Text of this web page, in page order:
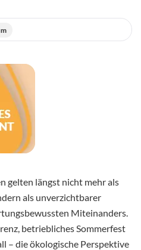
gelten längst nicht mehr als
als unverzichtbarer
Miteinanders.
betriebliches Sommerfest
– die ökologische Perspektive